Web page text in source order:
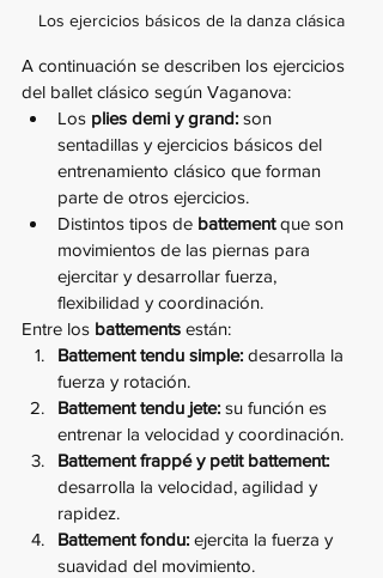
Los ejercicios básicos de la danza clásica
A continuación se describen los ejercicios
del ballet clásico según Vaganova:
Los plies demi y grand: son
sentadillas y ejercicios básicos del
entrenamiento clásico que forman
parte de otros ejercicios.
Distintos tipos de battement que son
movimientos de las piernas para
ejercitar y desarrollar fuerza,
flexibilidad y coordinación.
Entre los battements están:
Battement tendu simple: desarrolla la
fuerza y rotación.
Battement tendu jete: su función es
entrenar la velocidad y coordinación.
Battement frappé y petit battement:
desarrolla la velocidad, agilidad y
rapidez.
Battement fondu: ejercita la fuerza y
suavidad del movimiento.